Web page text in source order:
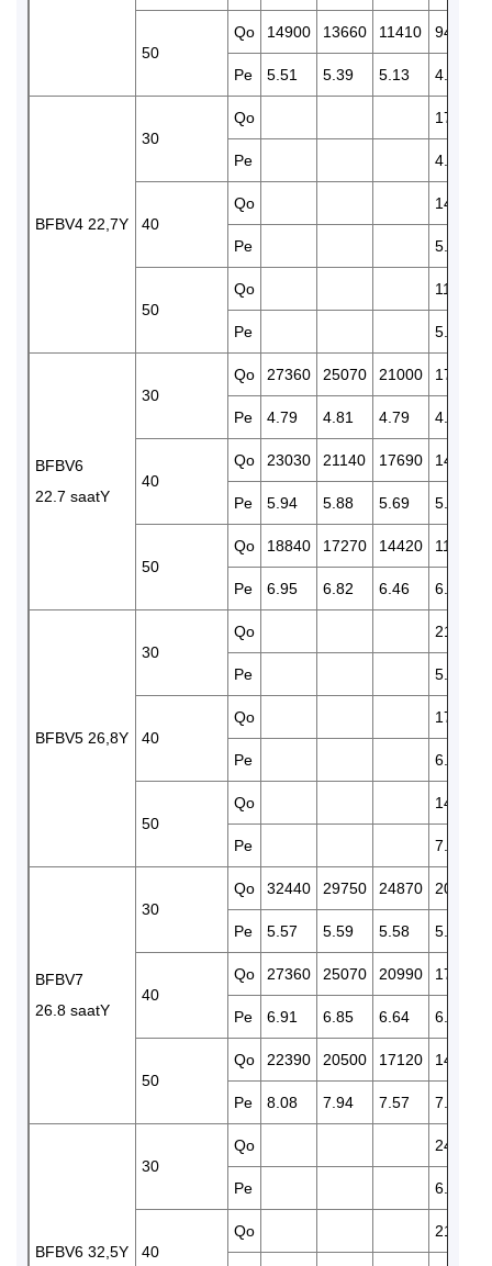
50
Qo 14900 13660 11410 9450
Pe 5.51 5.39 5.13 4.82
BFBV4 22,7Y
30
Qo 17240
Pe 4.66
40
Qo 14370
Pe 5.35
50
Qo 11590
Pe 5.94
BFBV6
22.7 saatY
30
Qo 27360 25070 21000 17490
Pe 4.79 4.81 4.79 4.67
40
Qo 23030 21140 17690 14670
Pe 5.94 5.88 5.69 5.43
50
Qo 18840 17270 14420 11920
Pe 6.95 6.82 6.46 6.03
BFBV5 26,8Y
30
Qo 21000
Pe 5.59
40
Qo 17560
Pe 6.43
50
Qo 14260
Pe 7.17
BFBV7
26.8 saatY
30
Qo 32440 29750 24870 20700
Pe 5.57 5.59 5.58 5.47
40
Qo 27360 25070 20990 17400
Pe 6.91 6.85 6.64 6.35
50
Qo 22390 20500 17120 14160
Pe 8.08 7.94 7.57 7.11
BFBV6 32,5Y
30
Qo 24820
Pe 6.74
40
Qo 21000